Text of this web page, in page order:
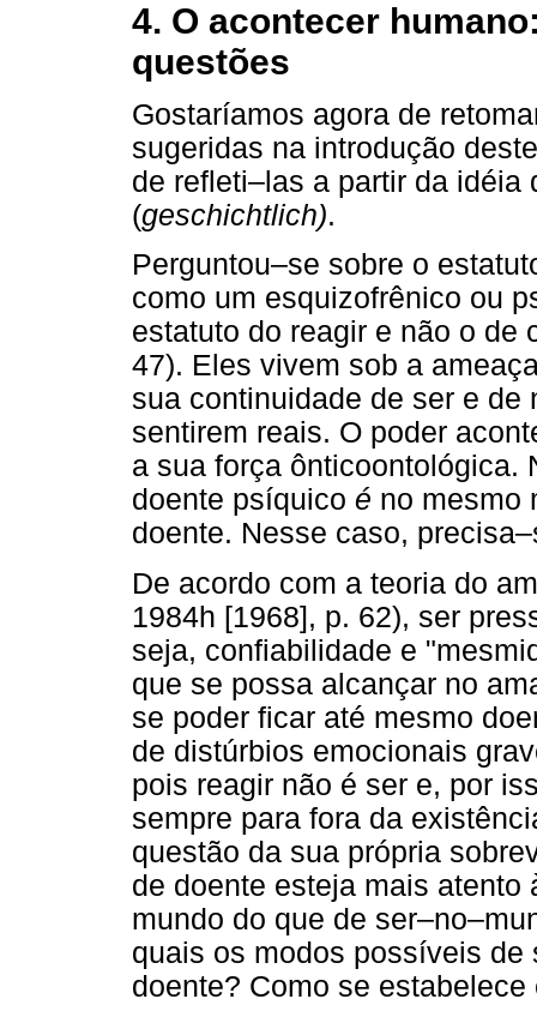
4. O acontecer
questões
Gostaríamos agora de
sugeridas na introdução
de refleti–las a partir da
(geschichtlich).
Perguntou–se sobre o
como um esquizofrênico ou
estatuto do reagir e não o de
47). Eles vivem sob a
sua continuidade de ser e de
sentirem reais. O poder
a sua força ônticoontológica.
doente psíquico é no mesmo
doente. Nesse caso,
De acordo com a teoria do
1984h [1968], p. 62), ser
seja, confiabilidade e
que se possa alcançar no
se poder ficar até mesmo
de distúrbios emocionais
pois reagir não é ser e, por
sempre para fora da
questão da sua própria
de doente esteja mais
mundo do que de
quais os modos possíveis
doente? Como se